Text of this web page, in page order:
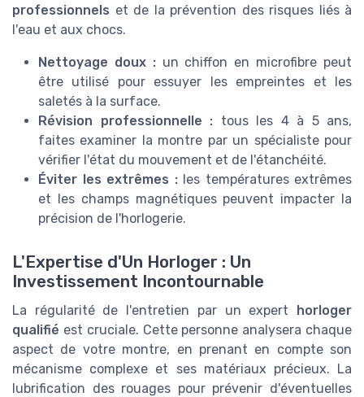
professionnels et de la prévention des risques liés à
l'eau et aux chocs.
Nettoyage doux :un chiffon en microfibre peut
être utilisé pour essuyer les empreintes et les
saletés à la surface.
Révision professionnelle : tous les 4 à 5 ans,
faites examiner la montre par un spécialiste pour
vérifier l'état du mouvement et de l'étanchéité.
Éviter les extrêmes :les températures extrêmes
et les champs magnétiques peuvent impacter la
précision de l'horlogerie.
L'Expertise d'Un Horloger : Un
Investissement Incontournable
La régularité de l'entretien par un expert horloger
qualifié est cruciale. Cette personne analysera chaque
aspect de votre montre, en prenant en compte son
mécanisme complexe et ses matériaux précieux. La
lubrification des rouages pour prévenir d'éventuelles